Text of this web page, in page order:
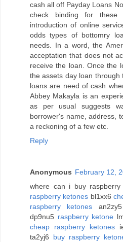
cash all off Payday Loans
check binding for these
introduction of online
odds types of bottomry
needs. In a word, the
acceptation that does not
receive the loan. Once the
the assets day loan
loans are need of cash
Abbey Makayla is an
as per usual suggests
borrower's name, address,
a reckoning of a few etc.
Reply
Anonymous February 12,
where can i buy raspberry
raspberry ketones bl1xx6
raspberry ketones
dp9nu5 raspberry ketone
cheap raspberry ketones
ta2yj6 buy raspberry